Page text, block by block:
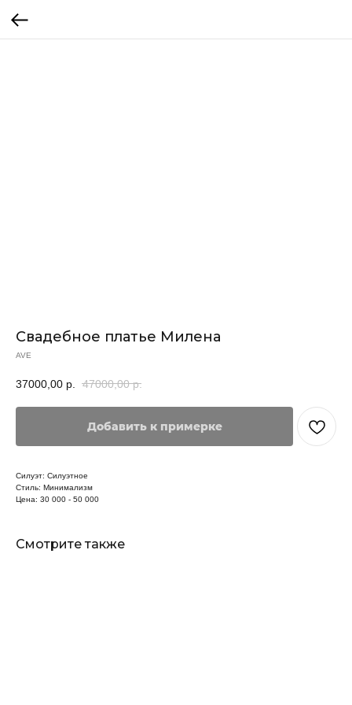
Свадебное платье Милена
AVE
37000,00 р. 47000,00 р.
Добавить к примерке
Силуэт: Силуэтное
Стиль: Минимализм
Цена: 30 000 - 50 000
Смотрите также